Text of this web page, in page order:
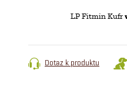
LP Fitmin Kufr
Dotaz k produktu